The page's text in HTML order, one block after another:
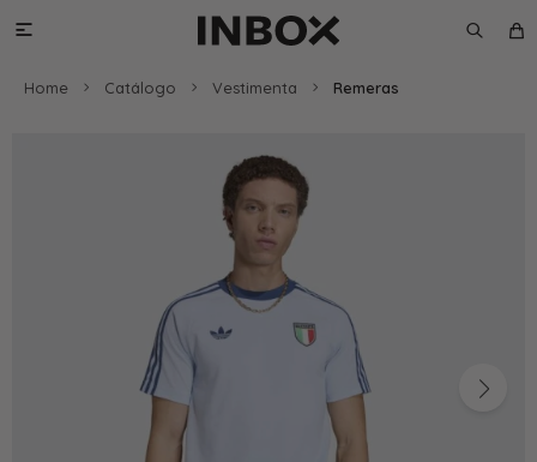

Home Catálogo Vestimenta Remeras